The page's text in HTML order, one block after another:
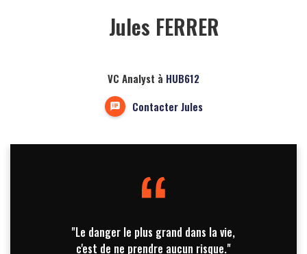
Jules FERRER
VC Analyst à HUB612
Contacter Jules
"Le danger le plus grand dans la vie,
c'est de ne prendre aucun risque."